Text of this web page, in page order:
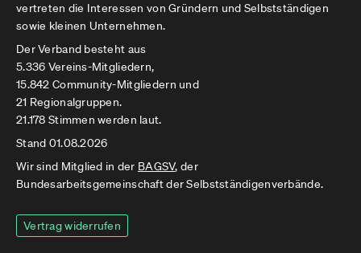
vertreten die Interessen von Gründern und Selbstständigen
sowie kleinen Unternehmen.
Der Verband besteht aus
5.336 Vereins-Mitgliedern,
15.842 Community-Mitgliedern und
21 Regionalgruppen.
21.178 Stimmen werden laut.
Stand 01.08.2026
Wir sind Mitglied in der BAGSV, der
Bundesarbeitsgemeinschaft der Selbstständigenverbände.
Vertrag widerrufen